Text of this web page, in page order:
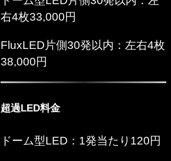
右4枚33,000円
FluxLED片側30発以内：左右4枚
38,000円
超過LED料金
ドーム型LED：1発当たり120円